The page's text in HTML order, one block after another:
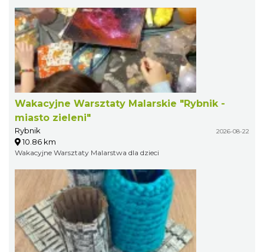
Wakacyjne Warsztaty Malarskie "Rybnik -
miasto zieleni"
Rybnik 2026-08-22
10.86 km
Wakacyjne Warsztaty Malarstwa dla dzieci